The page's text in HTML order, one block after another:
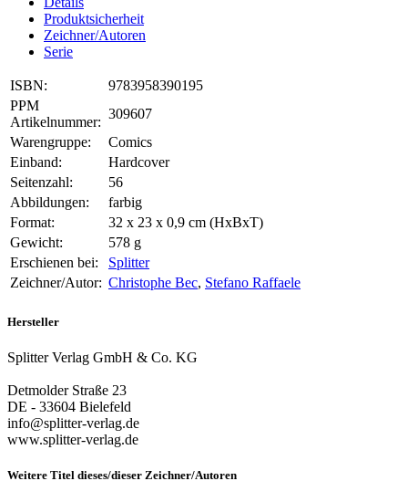
Produktsicherheit
Zeichner/Autoren
Serie
ISBN:
9783958390195
PPM
Artikelnummer:
309607
Warengruppe:
Comics
Einband:
Hardcover
Seitenzahl:
56
Abbildungen:
farbig
Format:
32 x 23 x 0,9 cm (HxBxT)
Gewicht:
578 g
Erschienen bei:
Splitter
Zeichner/Autor: Christophe Bec, Stefano Raffaele
Hersteller
Splitter Verlag GmbH & Co. KG
Detmolder Straße 23
DE - 33604 Bielefeld
info@splitter-verlag.de
www.splitter-verlag.de
Weitere Titel dieses/dieser Zeichner/Autoren